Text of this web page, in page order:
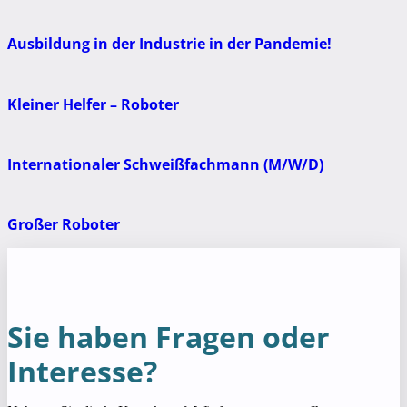
Ausbildung in der Industrie in der Pandemie!
Kleiner Helfer – Roboter
Internationaler Schweißfachmann (M/W/D)
Großer Roboter
Sie haben Fragen oder
Interesse?